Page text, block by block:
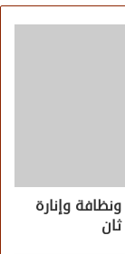
وإنارة